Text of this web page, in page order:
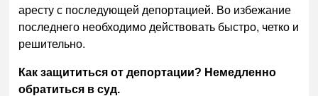
аресту с последующей депортацией. Во избежание
последнего необходимо действовать быстро, четко и
решительно.
Как защититься от депортации? Немедленно
обратиться в суд.